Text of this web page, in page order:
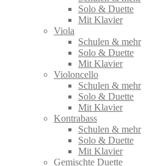
Solo & Duette
Mit Klavier
Viola
Schulen & mehr
Solo & Duette
Mit Klavier
Violoncello
Schulen & mehr
Solo & Duette
Mit Klavier
Kontrabass
Schulen & mehr
Solo & Duette
Mit Klavier
Gemischte Duette